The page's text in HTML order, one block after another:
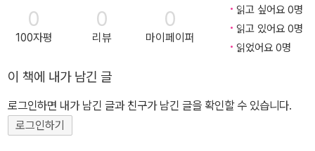
0
100자평
0
리뷰
0
마이페이퍼
읽고 싶어요 0명
읽고 있어요 0명
읽었어요 0명
이 책에 내가 남긴 글
로그인하면 내가 남긴 글과 친구가 남긴 글을 확인할 수 있습니다.
로그인하기